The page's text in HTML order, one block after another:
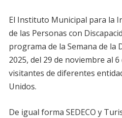
El Instituto Municipal para la
de las Personas con
programa de la Semana de la
2025, del 29 de noviembre al
visitantes de diferentes
Unidos.
De igual forma SEDECO y